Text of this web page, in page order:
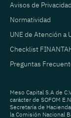
Avisos de Privacidad
Normatividad
UNE de Atención a
Checklist
Preguntas
Meso Capital S.A de
carácter de SOFOM
Secretaría de
la Comisión Nacional